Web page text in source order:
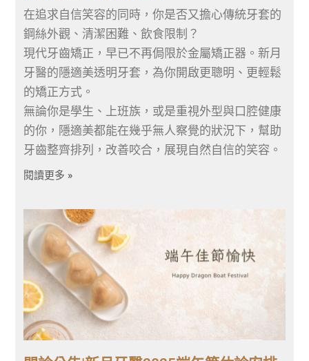
在追求自信笑容的同時，你是否又擔心傳統牙套的
鋼絲外觀、清潔困難、飲食限制？
現代牙齒矯正，早已不再侷限於金屬矯正器。新月
牙醫的隱適美透明牙套，為你開啟更聰明、更輕鬆
的矯正方式。
無論你是學生、上班族，或是重視外型與口腔健康
的你，隱適美都能在幾乎無人察覺的狀況下，幫助
牙齒整齊排列，改善咬合，展現自然自信的笑容。
閱讀更多 »